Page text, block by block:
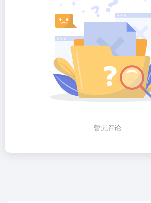
暂无评论...